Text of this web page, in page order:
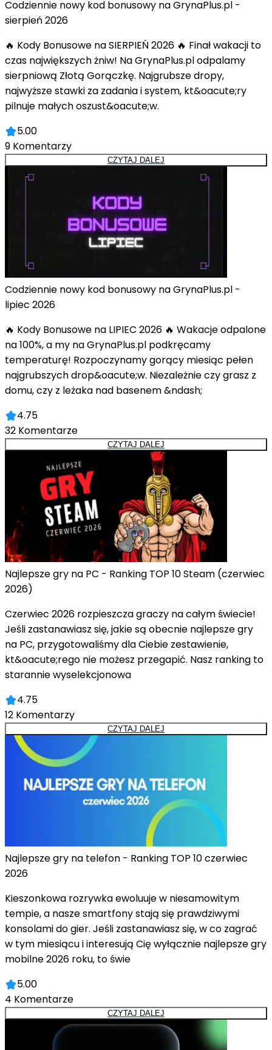
Codziennie nowy kod bonusowy na GrynaPlus.pl -
sierpień 2026
🔥 Kody Bonusowe na SIERPIEŃ 2026 🔥 Finał wakacji to
czas największych żniw! Na GrynaPlus.pl odpalamy
sierpniową Złotą Gorączkę. Najgrubsze dropy,
najwyższe stawki za zadania i system, kt&oacute;ry
pilnuje małych oszust&oacute;w.
5.00
9 Komentarzy
CZYTAJ DALEJ
Codziennie nowy kod bonusowy na GrynaPlus.pl -
lipiec 2026
🔥 Kody Bonusowe na LIPIEC 2026 🔥 Wakacje odpalone
na 100%, a my na GrynaPlus.pl podkręcamy
temperaturę! Rozpoczynamy gorący miesiąc pełen
najgrubszych drop&oacute;w. Niezależnie czy grasz z
domu, czy z leżaka nad basenem &ndash;
4.75
32 Komentarze
CZYTAJ DALEJ
Najlepsze gry na PC - Ranking TOP 10 Steam (czerwiec
2026)
Czerwiec 2026 rozpieszcza graczy na całym świecie!
Jeśli zastanawiasz się, jakie są obecnie najlepsze gry
na PC, przygotowaliśmy dla Ciebie zestawienie,
kt&oacute;rego nie możesz przegapić. Nasz ranking to
starannie wyselekcjonowa
4.75
12 Komentarzy
CZYTAJ DALEJ
Najlepsze gry na telefon - Ranking TOP 10 czerwiec
2026
Kieszonkowa rozrywka ewoluuje w niesamowitym
tempie, a nasze smartfony stają się prawdziwymi
konsolami do gier. Jeśli zastanawiasz się, w co zagrać
w tym miesiącu i interesują Cię wyłącznie najlepsze gry
mobilne 2026 roku, to świe
5.00
4 Komentarze
CZYTAJ DALEJ